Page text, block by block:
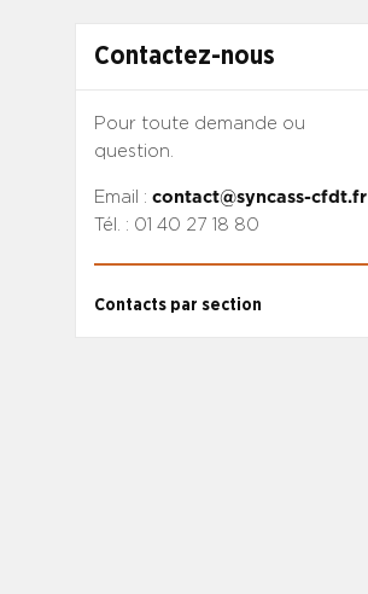
Contactez-nous
Pour toute demande ou
question.
Email : contact@syncass-cfdt.fr
Tél. : 01 40 27 18 80
Contacts par section